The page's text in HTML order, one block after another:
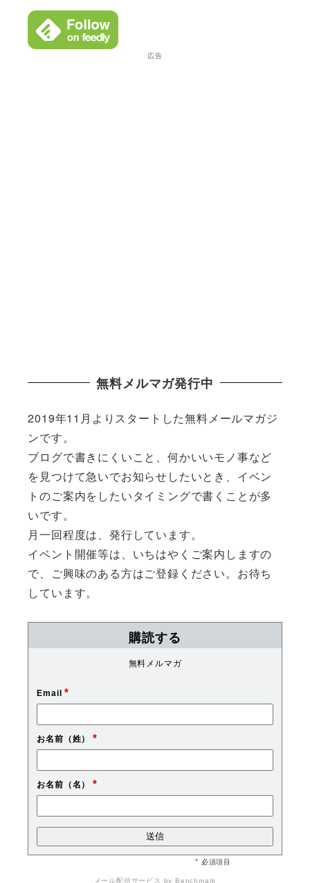
イ
ブ
広告
無料メルマガ発行中
2019年11月よりスタートした無料メールマガジ
ンです。
ブログで書きにくいこと、何かいいモノ事など
を見つけて急いでお知らせしたいとき、イベン
トのご案内をしたいタイミングで書くことが多
いです。
月一回程度は、発行しています。
イベント開催等は、いちはやくご案内しますの
で、ご興味のある方はご登録ください。お待ち
しています。
購読する
無料メルマガ
Email*
お名前（姓） *
お名前（名） *
* 必須項目
メール配信サービス by Benchmark